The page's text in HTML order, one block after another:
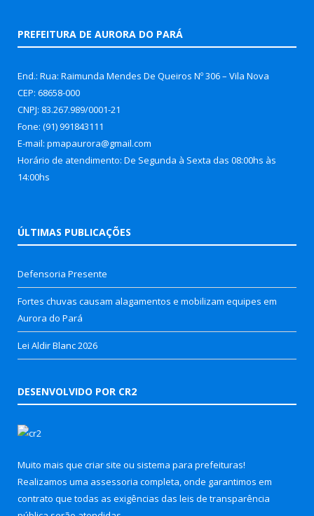
PREFEITURA DE AURORA DO PARÁ
End.: Rua: Raimunda Mendes De Queiros Nº 306 – Vila Nova
CEP: 68658-000
CNPJ: 83.267.989/0001-21
Fone: (91) 991843111
E-mail: pmapaurora@gmail.com
Horário de atendimento: De Segunda à Sexta das 08:00hs às
14:00hs
ÚLTIMAS PUBLICAÇÕES
Defensoria Presente
Fortes chuvas causam alagamentos e mobilizam equipes em
Aurora do Pará
Lei Aldir Blanc 2026
DESENVOLVIDO POR CR2
Muito mais que criar site ou sistema para prefeituras!
Realizamos uma assessoria completa, onde garantimos em
contrato que todas as exigências das leis de transparência